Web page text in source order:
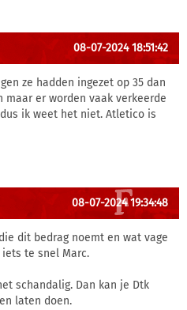
08-07-2024 18:51:42
ze hadden ingezet op 35 dan
er worden vaak verkeerde
ik weet het niet. Atletico is
08-07-2024 19:34:48
dit bedrag noemt en wat vage
te snel Marc.
schandalig. Dan kan je Dtk
laten doen.